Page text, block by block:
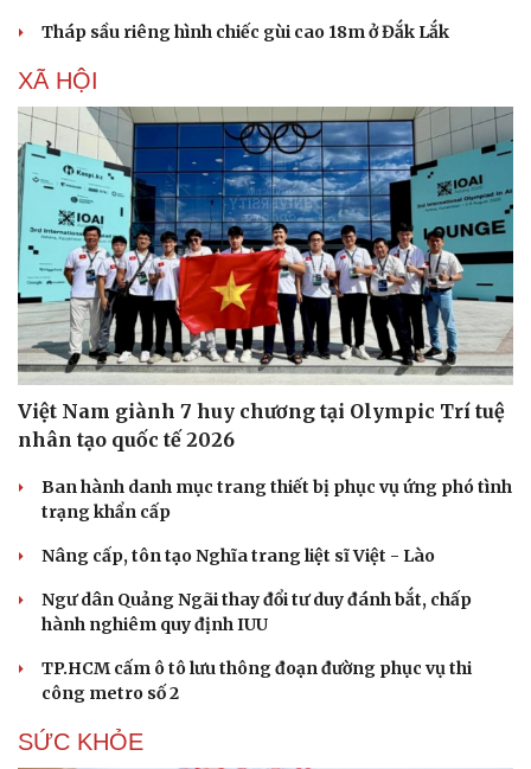
Văn hóa
Văn học
Âm nhạc
Di sản
Giải trí
Thời trang
Tháp sầu riêng hình chiếc gùi cao 18m ở Đắk Lắk
XÃ HỘI
Việt Nam giành 7 huy chương tại Olympic Trí tuệ
nhân tạo quốc tế 2026
Ban hành danh mục trang thiết bị phục vụ ứng phó tình
trạng khẩn cấp
Nâng cấp, tôn tạo Nghĩa trang liệt sĩ Việt - Lào
Ngư dân Quảng Ngãi thay đổi tư duy đánh bắt, chấp
hành nghiêm quy định IUU
TP.HCM cấm ô tô lưu thông đoạn đường phục vụ thi
công metro số 2
SỨC KHỎE